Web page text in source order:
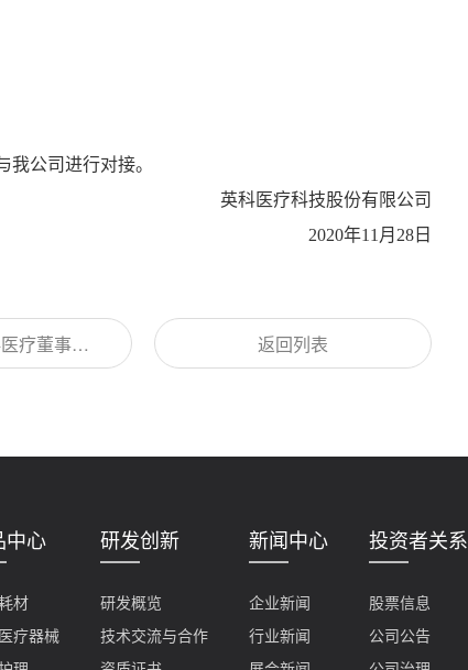
公司进行对接。
英科医疗科技股份有限公司
2020年11 月 28 日
疗董事长
返回列表
中心
材
疗器械
研发创新
研发概览
技术交流与合作
新闻中心
企业新闻
行业新闻
投资者关系
股票信息
公司公告